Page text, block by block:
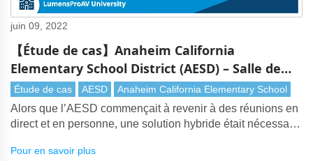
juin 09, 2022
【Étude de cas】Anaheim California
Elementary School District (AESD) – Salle de
réunion publique hybride
Étude de cas AESD Anaheim California Elementary School
Alors que l’AESD commençait à revenir à des réunions en
direct et en personne, une solution hybride était nécessaire
attentif et une réunion avec le fournisseur local du sud de
Pour en savoir plus